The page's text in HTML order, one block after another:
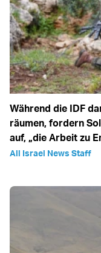
Während die IDF
räumen, fordern
auf, „die Arbeit zu
All Israel News Staff